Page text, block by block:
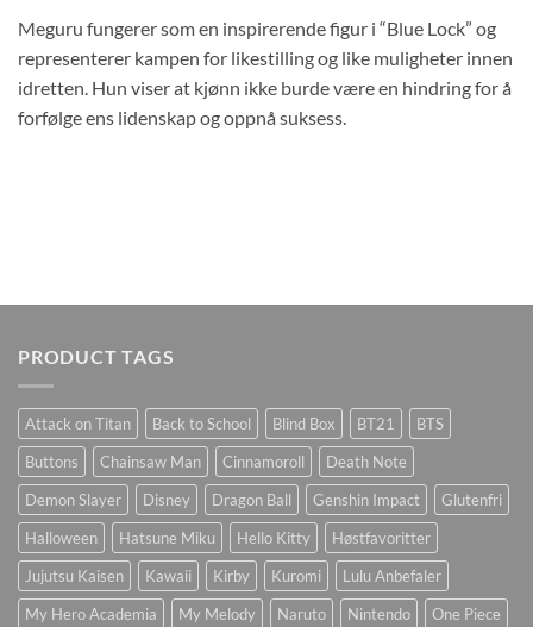
Meguru fungerer som en inspirerende figur i “Blue Lock” og
representerer kampen for likestilling og like muligheter innen
idretten. Hun viser at kjønn ikke burde være en hindring for å
forfølge ens lidenskap og oppnå suksess.
PRODUCT TAGS
Attack on Titan Back to School Blind Box BT21
BTS
Buttons
Chainsaw Man Cinnamoroll
Death Note
Demon Slayer
Disney Dragon Ball Genshin Impact
Glutenfri
Halloween
Hatsune Miku Hello Kitty
Høstfavoritter
Jujutsu Kaisen
Kawaii Kirby Kuromi
Lulu Anbefaler
My Hero Academia
My Melody Naruto Nintendo
One Piece